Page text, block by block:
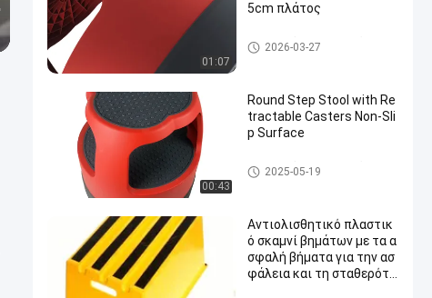
01:07
5cm πλάτος
Πλαστικό σκαμνί βημάτων
2026-03-27
00:43
Round Step Stool with Re
tractable Casters Non-Sli
p Surface
Πλαστικό σκαμνί βημάτων
2025-05-19
Αντιολισθητικό πλαστικ
ό σκαμνί βημάτων με τα α
σφαλή βήματα για την ασ
φάλεια και τη σταθερότη